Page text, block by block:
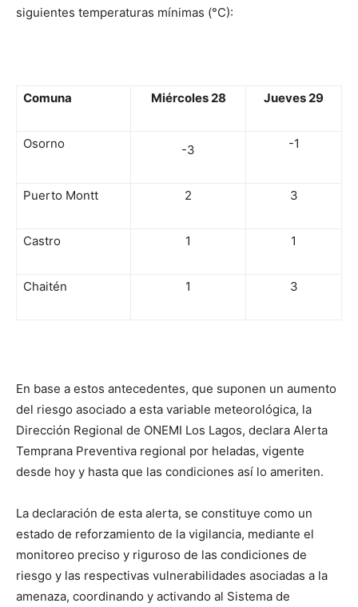
siguientes temperaturas mínimas (°C):
Comuna Miércoles 28 Jueves 29
Osorno -3 -1
Puerto Montt 2 3
Castro 1 1
Chaitén 1 3
En base a estos antecedentes, que suponen un aumento
del riesgo asociado a esta variable meteorológica, la
Dirección Regional de ONEMI Los Lagos, declara Alerta
Temprana Preventiva regional por heladas, vigente
desde hoy y hasta que las condiciones así lo ameriten.
La declaración de esta alerta, se constituye como un
estado de reforzamiento de la vigilancia, mediante el
monitoreo preciso y riguroso de las condiciones de
riesgo y las respectivas vulnerabilidades asociadas a la
amenaza, coordinando y activando al Sistema de